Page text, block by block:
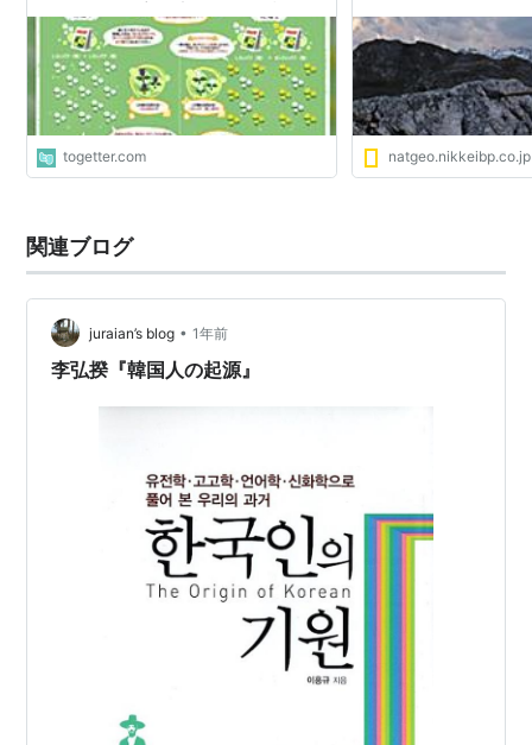
togetter.com natgeo.nikkeibp.co.jp
関連ブログ
juraian’s blog • 1年前
李弘揆『韓国人の起源』